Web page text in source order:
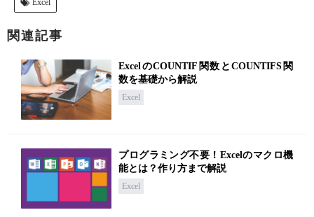
Excel
関連記事
ExcelのCOUNTIF関数とCOUNTIFS関
数を基礎から解説
Excel
プログラミング不要！Excelのマクロ機
能とは？作り方まで解説
Excel